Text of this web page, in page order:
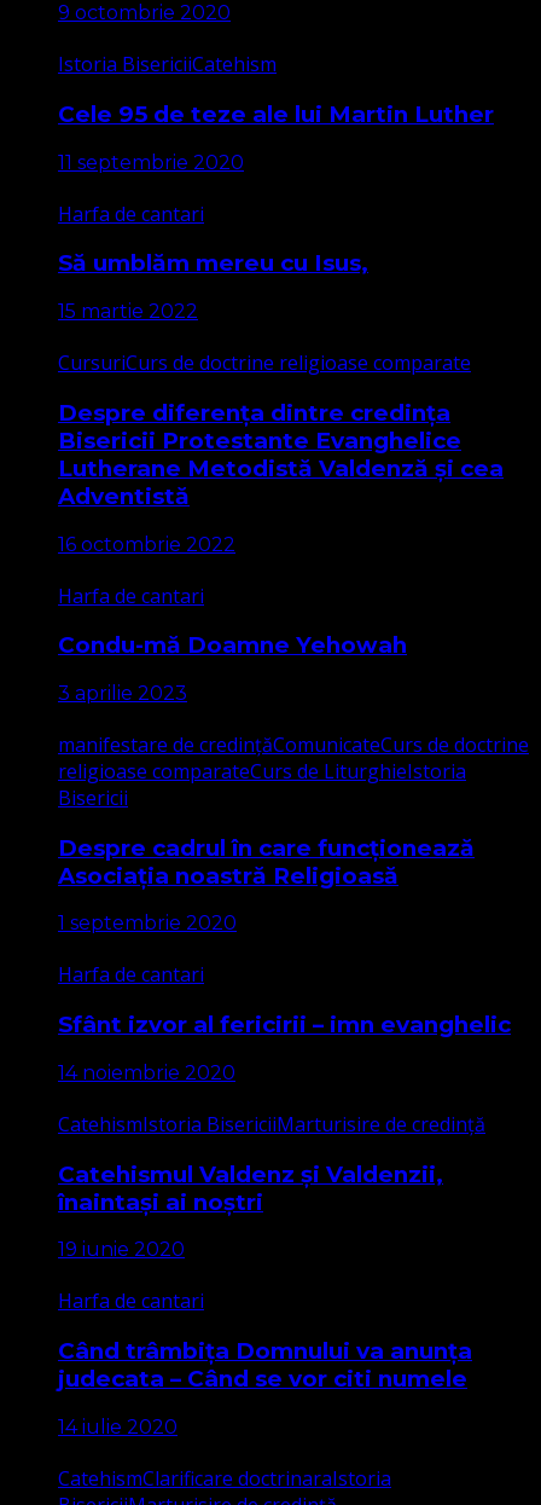
9 octombrie 2020
Istoria BisericiiCatehism
Cele 95 de teze ale lui Martin Luther
11 septembrie 2020
Harfa de cantari
Să umblăm mereu cu Isus,
15 martie 2022
CursuriCurs de doctrine religioase comparate
Despre diferența dintre credința
Bisericii Protestante Evanghelice
Lutherane Metodistă Valdenză și cea
Adventistă
16 octombrie 2022
Harfa de cantari
Condu-mă Doamne Yehowah
3 aprilie 2023
manifestare de credințăComunicateCurs de doctrine
religioase comparateCurs de LiturghieIstoria
Bisericii
Despre cadrul în care funcționează
Asociația noastră Religioasă
1 septembrie 2020
Harfa de cantari
Sfânt izvor al fericirii – imn evanghelic
14 noiembrie 2020
CatehismIstoria BisericiiMarturisire de credință
Catehismul Valdenz și Valdenzii,
înaintași ai noștri
19 iunie 2020
Harfa de cantari
Când trâmbița Domnului va anunța
judecata – Când se vor citi numele
14 iulie 2020
CatehismClarificare doctrinaraIstoria